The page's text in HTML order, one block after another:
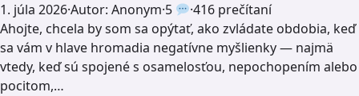
1. júla 2026·Autor: Anonym·5 ·416 prečítaní
Ahojte, chcela by som sa opýtať, ako zvládate obdobia, keď
sa vám v hlave hromadia negatívne myšlienky — najmä
vtedy, keď sú spojené s osamelosťou, nepochopením alebo
pocitom,…